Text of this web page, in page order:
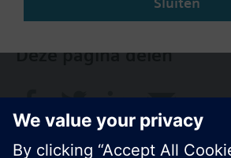
TXM1.8U
TXM1.8X-ML
TXM1.6R
TXM1.6R-M
Deze pagina delen